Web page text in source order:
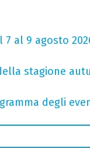
al 9 agosto
stagione
degli